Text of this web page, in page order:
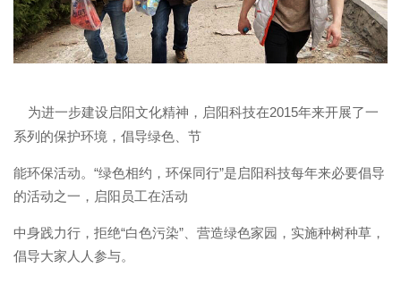
为进一步建设启阳文化精神，启阳科技在2015年来开展了一
系列的保护环境，倡导绿色、节
能环保活动。“绿色相约， 环保同行”是启阳科技每年来必要倡导
的活动之一，启阳员工在活动
中身践力行，拒绝“白色污染”、营造绿色家园，实施种树种草，
倡导大家人人参与。